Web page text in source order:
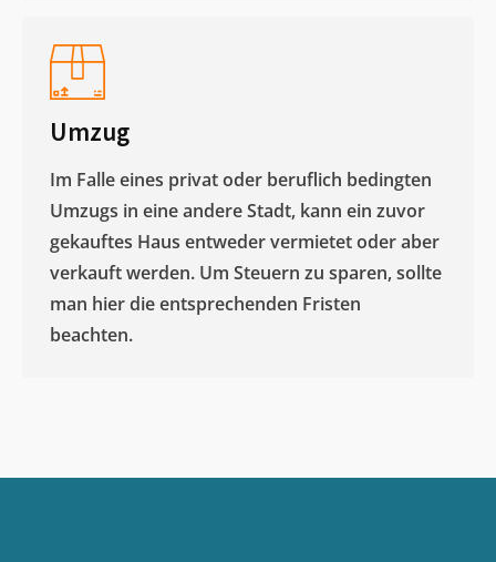
Umzug
Im Falle eines privat oder beruflich bedingten
Umzugs in eine andere Stadt, kann ein zuvor
gekauftes Haus entweder vermietet oder aber
verkauft werden. Um Steuern zu sparen, sollte
man hier die entsprechenden Fristen
beachten.